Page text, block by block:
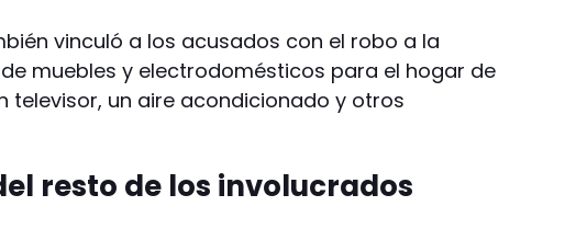
vinculó a los acusados con el robo a la
muebles y electrodomésticos para el hogar de
televisor, un aire acondicionado y otros
resto de los involucrados